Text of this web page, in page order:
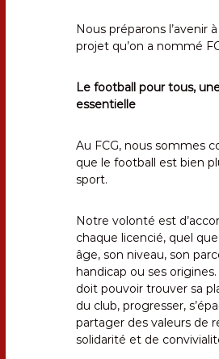
Nous préparons l’avenir
projet qu’on a nommé
Le football pour tous,
essentielle
Au FCG, nous sommes
que le football est bien
sport.
Notre volonté est
chaque licencié, quel
âge, son niveau, son
handicap ou ses
doit pouvoir trouver sa
du club, progresser,
partager des valeurs de
solidarité et de